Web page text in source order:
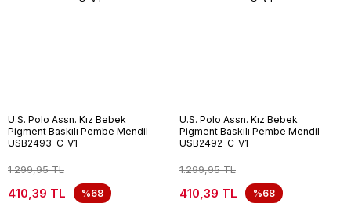
U.S. Polo Assn. Kız Bebek
Pigment Baskılı Pembe Mendil
USB2493-C-V1
1.299,95 TL
410,39 TL %68
U.S. Polo Assn. Kız Bebek
Pigment Baskılı Pembe Mendil
USB2492-C-V1
1.299,95 TL
410,39 TL %68